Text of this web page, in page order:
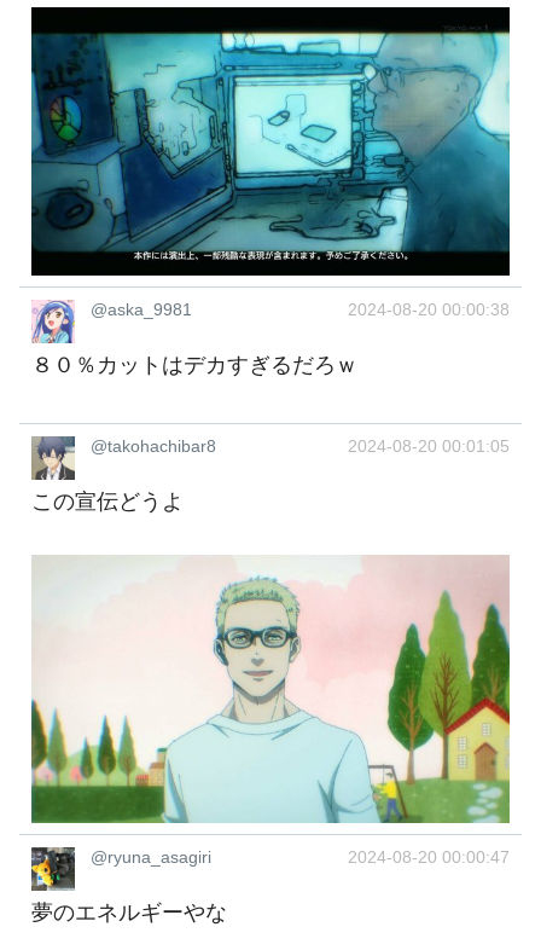
@aska_9981 2024-08-20 00:00:38
８０％カットはデカすぎるだろｗ
@takohachibar8 2024-08-20 00:01:05
この宣伝どうよ
@ryuna_asagiri 2024-08-20 00:00:47
夢のエネルギーやな